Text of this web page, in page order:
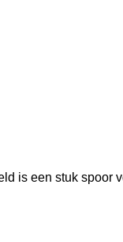
is een stuk